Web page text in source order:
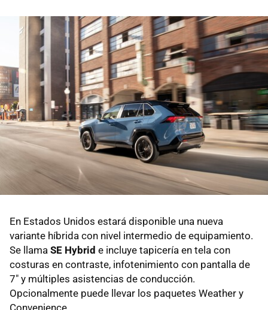
En Estados Unidos estará disponible una nueva
variante híbrida con nivel intermedio de equipamiento.
Se llama SE Hybrid e incluye tapicería en tela con
costuras en contraste, infotenimiento con pantalla de
7" y múltiples asistencias de conducción.
Opcionalmente puede llevar los paquetes Weather y